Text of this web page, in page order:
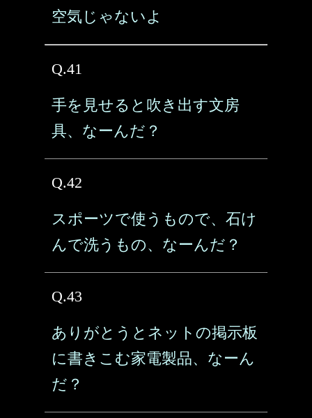
空気じゃないよ
Q.41
手を見せると吹き出す文房
具、なーんだ？
Q.42
スポーツで使うもので、石け
んで洗うもの、なーんだ？
Q.43
ありがとうとネットの掲示板
に書きこむ家電製品、なーん
だ？